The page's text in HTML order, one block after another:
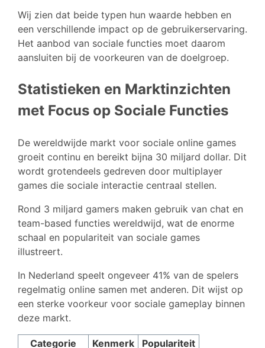
Wij zien dat beide typen hun waarde hebben en
een verschillende impact op de gebruikerservaring.
Het aanbod van sociale functies moet daarom
aansluiten bij de voorkeuren van de doelgroep.
Statistieken en Marktinzichten
met Focus op Sociale Functies
De wereldwijde markt voor sociale online games
groeit continu en bereikt bijna 30 miljard dollar. Dit
wordt grotendeels gedreven door multiplayer
games die sociale interactie centraal stellen.
Rond 3 miljard gamers maken gebruik van chat en
team-based functies wereldwijd, wat de enorme
schaal en populariteit van sociale games
illustreert.
In Nederland speelt ongeveer 41% van de spelers
regelmatig online samen met anderen. Dit wijst op
een sterke voorkeur voor sociale gameplay binnen
deze markt.
Categorie Kenmerk
Populariteit